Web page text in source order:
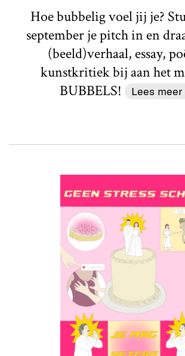
Hoe bubbelig voel jij je?
september je pitch in en
(beeld)verhaal, essay,
kunstkritiek bij aan het
BUBBELS!
Lees meer